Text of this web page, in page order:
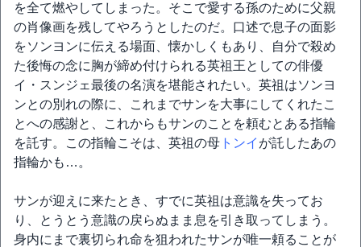
を全て燃やしてしまった。そこで愛する孫のために父親
の肖像画を残してやろうとしたのだ。口述で息子の面影
をソンヨンに伝える場面、懐かしくもあり、自分で殺め
た後悔の念に胸が締め付けられる英祖王としての俳優
イ・スンジェ最後の名演を堪能されたい。英祖はソンヨ
ンとの別れの際に、これまでサンを大事にしてくれたこ
とへの感謝と、これからもサンのことを頼むとある指輪
を託す。この指輪こそは、英祖の母 トンイ が託したあの
指輪かも…。
サンが迎えに来たとき、すでに英祖は意識を失ってお
り、とうとう意識の戻らぬまま息を引き取ってしまう。
身内にまで裏切られ命を狙われたサンが唯一頼ることが